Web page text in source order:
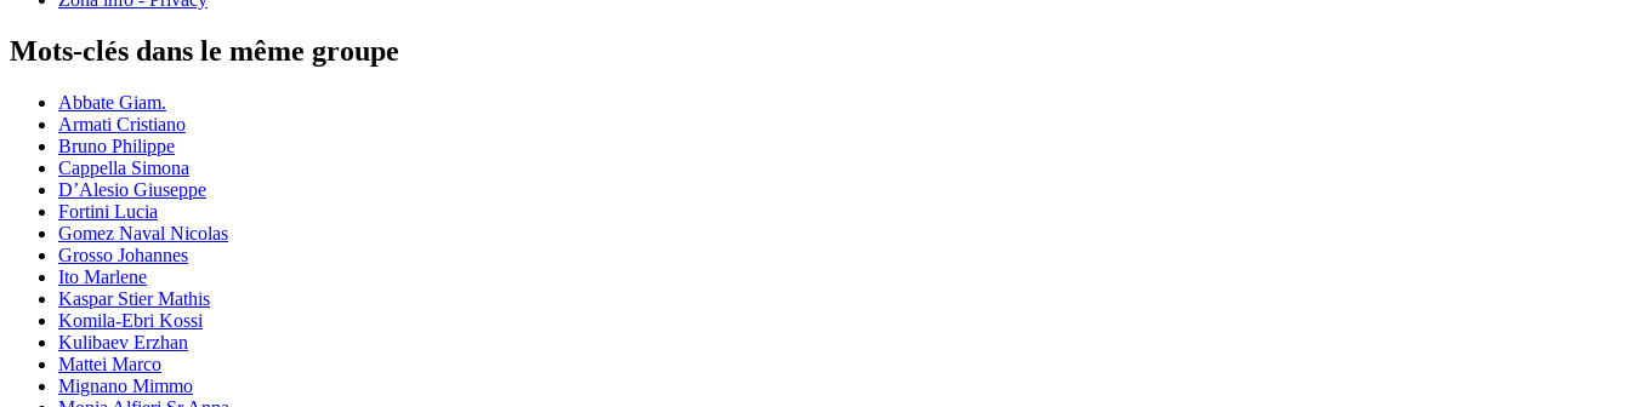
Mots-clés dans le même groupe
Abbate Giam.
Armati Cristiano
Bruno Philippe
Cappella Simona
D’Alesio Giuseppe
Fortini Lucia
Gomez Naval Nicolas
Grosso Johannes
Ito Marlene
Kaspar Stier Mathis
Komila-Ebri Kossi
Kulibaev Erzhan
Mattei Marco
Mignano Mimmo